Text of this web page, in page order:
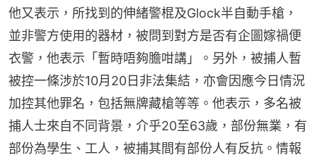
他又表示，所找到的伸緒警棍及Glock半自動手槍，
並非警方使用的器材，被問到對方是否有企圖嫁禍便
衣警，他表示「暫時唔夠膽咁講」。另外，被捕人暫
被控一條涉於10月20日非法集結，亦會因應今日情況
加控其他罪名，包括無牌藏槍等等。他表示，多名被
捕人士來自不同背景，介乎20至63歲，部份無業，有
部份為學生、工人，被捕其間有部份人有反抗。情報